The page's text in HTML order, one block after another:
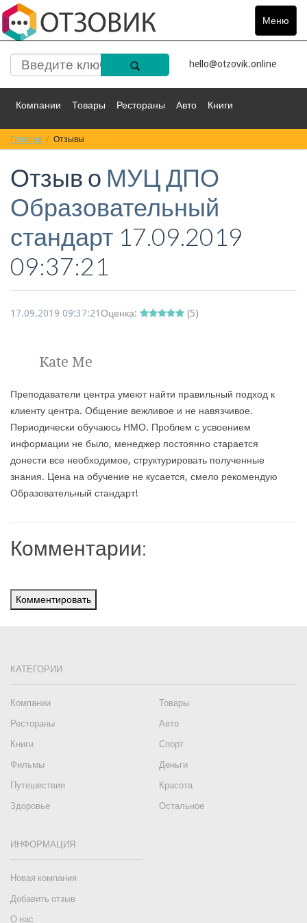
Меню
Toggle
hello@otzovik.online
Компании Товары Рестораны Авто Книги
Спорт Фильмы
Красота Здоровье Остальное
Главная Отзывы
Отзыв о МУЦ ДПО
Образовательный
стандарт 17.09.2019
09:37:21
17.09.2019 09:37:21Оценка: (5)
Kate Me
Преподаватели центра умеют найти правильный подход к
клиенту центра. Общение вежливое и не навязчивое.
Периодически обучаюсь НМО. Проблем с усвоением
информации не было, менеджер постоянно старается
донести все необходимое, структурировать полученные
знания. Цена на обучение не кусается, смело рекомендую
Образовательный стандарт!
Комментарии:
Комментировать
КАТЕГОРИИ
Компании
Товары
Рестораны
Авто
Книги
Спорт
Фильмы
Деньги
Путешествия
Красота
Здоровье
Остальное
ИНФОРМАЦИЯ
Новая компания
Добавить отзыв
О нас